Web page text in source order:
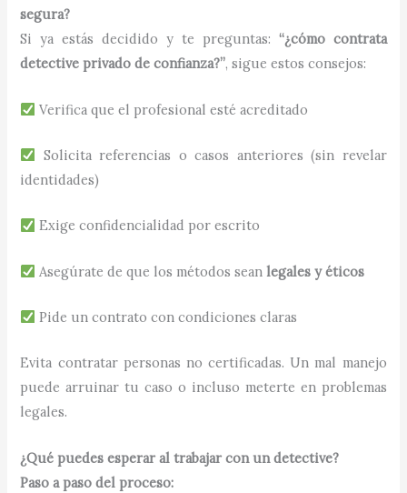
segura?
Si ya estás decidido y te preguntas: “¿cómo contrata
detective privado de confianza?”, sigue estos consejos:
Verifica que el profesional esté acreditado
Solicita referencias o casos anteriores (sin revelar
identidades)
Exige confidencialidad por escrito
Asegúrate de que los métodos seanlegales y éticos
Pide un contrato con condiciones claras
Evita contratar personas no certificadas. Un mal manejo
puede arruinar tu caso o incluso meterte en problemas
legales.
¿Qué puedes esperar al trabajar con un detective?
Paso a paso del proceso: